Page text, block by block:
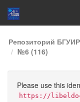
Skip
navigation
Репозиторий БГУИР
№6 (116)
Please use this
https://